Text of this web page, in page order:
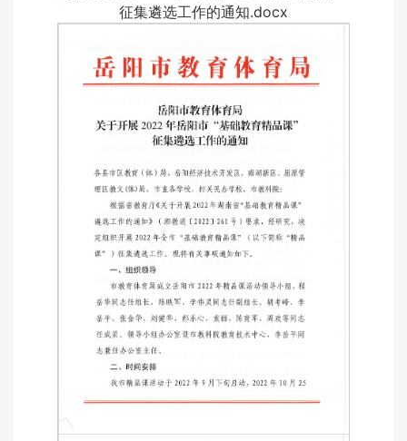
征集遴选工作的通知.docx